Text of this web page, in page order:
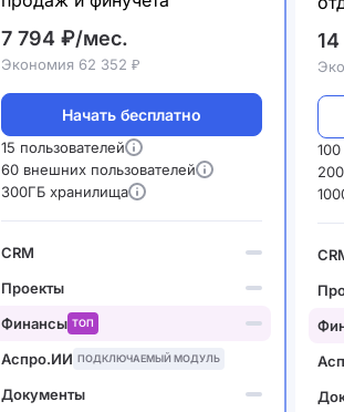
7 794 ₽/мес.
Экономия 62 352 ₽
Начать бесплатно
15 пользователей
60 внешних пользователей
300ГБ хранилища
CRM
Проекты
Финансы ТОП
Аспро.ИИ ПОДКЛЮЧАЕМЫЙ МОДУЛЬ
Документы